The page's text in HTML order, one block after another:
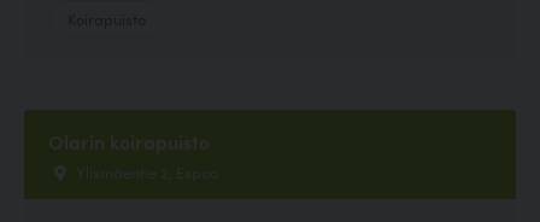
Olarin koirapuisto
Ylismäentie 2, Espoo